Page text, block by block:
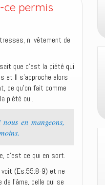
ce permis
ni vêtement de
que c’est la piété qui
et Il s’approche alors
ce qu’on fait comme
piété oui.
en mangeons,
c’est ce qui en sort.
voit (Es.55:8-9) et ne
l’âme, celle qui se